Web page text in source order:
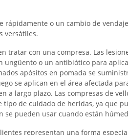
rápidamente o un cambio de
versátiles.
tratar con una compresa. Las
o un antibiótico para
apósitos en pomada se
se aplican en el área afectada
a largo plazo. Las compresas de
de cuidado de heridas, ya que
pueden usar cuando están
representan una forma